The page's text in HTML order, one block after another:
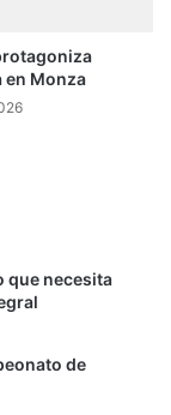
en Monza
que necesita
de